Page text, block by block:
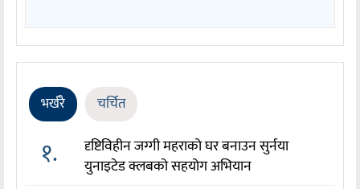
भर्खरै चर्चित
१.
दृष्टिविहीन जग्गी महराको घर बनाउन सुर्नया
युनाइटेड क्लबको सहयोग अभियान